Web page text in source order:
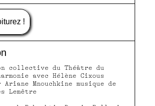
collective du Théâtre du
avec Hélène Cixous
Mnouchkine musique de
Lemêtre
!